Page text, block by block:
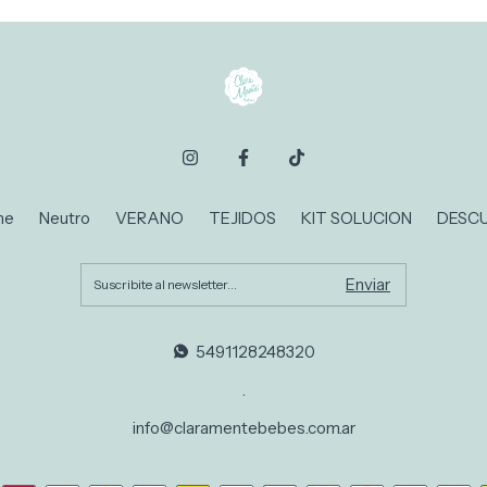
Neutro VERANO TEJIDOS KIT SOLUCION
5491128248320
.
info@claramentebebes.com.ar